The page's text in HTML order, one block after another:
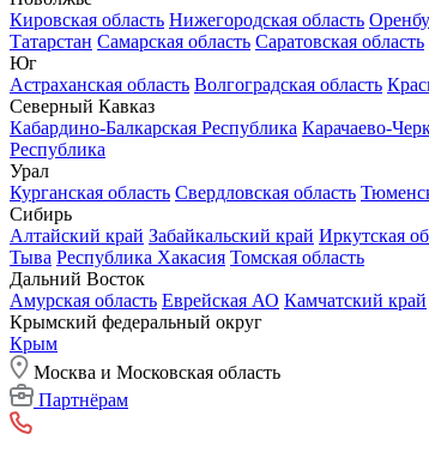
Кировская область Нижегородская область
Татарстан Самарская область Саратовская область
Юг
Астраханская область Волгоградская область
Северный Кавказ
Кабардино-Балкарская Республика Карачаево-
Республика
Урал
Курганская область Свердловская область
Сибирь
Алтайский край Забайкальский край Иркутская
Тыва Республика Хакасия Томская область
Дальний Восток
Амурская область Еврейская АО Камчатский край
Крымский федеральный округ
Крым
Москва и Московская область
Партнёрам